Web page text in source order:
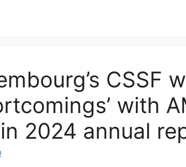
CSSF
with
2024 annual